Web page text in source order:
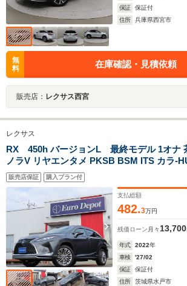
保証
保証付
住所
兵庫県西宮市
無
料
在庫確認・見積依頼
販売店： レクサス西宮
レクサス
RX 450h バージョンL 最終モデル 1オナ
ノラV リヤエンタメ PKSB BSM ITS カラ-
TVジャンパ 後席電動&ヒータ AC100W ルー
3眼LED OP20AW
販売店保証 購入プラン付
支払総額
482.3万円
残価ローン 月々 13,700
年式 2022年
車検
'27/02
保証
保証付
住所
茨城県水戸市